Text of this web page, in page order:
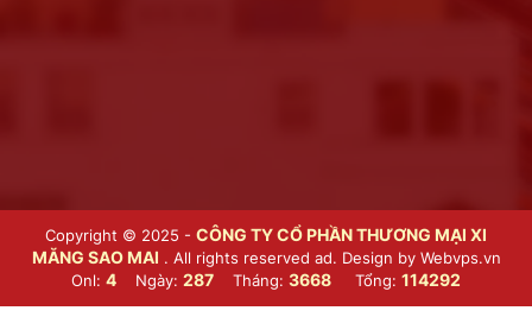
Copyright © 2025 - CÔNG TY CỔ PHẦN THƯƠNG MẠI XI
MĂNG SAO MAI . All rights reserved ad. Design by Webvps.vn
Onl: 4 Ngày: 287 Tháng: 3668 Tổng: 114292